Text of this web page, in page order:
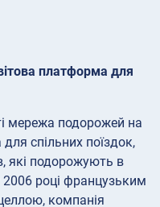
платформа для
мережа подорожей на
спільних поїздок,
які подорожують в
році французьким
компанія